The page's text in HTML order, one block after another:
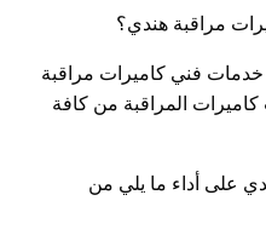
مراقبة هندي؟
فني كاميرات مراقبة
المراقبة من كافة
على أداء ما يلي من